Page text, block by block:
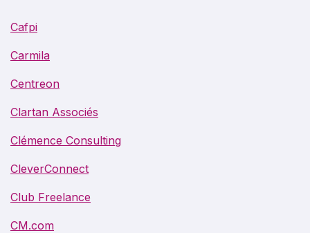
Cafpi
Carmila
Centreon
Clartan Associés
Clémence Consulting
CleverConnect
Club Freelance
CM.com